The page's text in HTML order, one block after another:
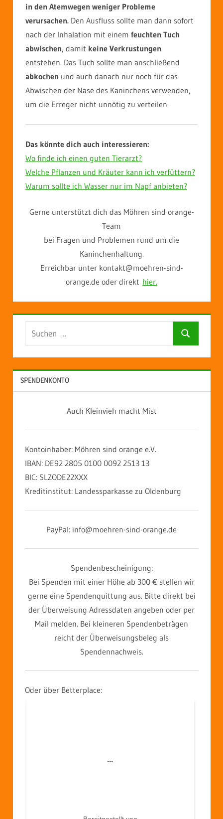
in den Atemwegen weniger Probleme
verursachen. Den Ausfluss sollte man dann sofort
nach der Inhalation mit einem feuchten Tuch
abwischen, damit keine Verkrustungen
entstehen. Das Tuch sollte man anschließend
abkochen und auch danach nur noch für das
Abwischen der Nase des Kaninchens verwenden,
um die Erreger nicht unnötig zu verteilen.
Das könnte dich auch interessieren:
Wo finde ich einen guten Tierarzt?
Welche Pflanzen und Kräuter kann ich verfüttern?
Warum sollte ich Wasser nur im Napf anbieten?
Gerne unterstützt dich das Möhren sind orange-
Team
bei Fragen und Problemen rund um die
Kaninchenhaltung.
Erreichbar unter kontakt@moehren-sind-
orange.de oder direkt hier.
Suchen
SPENDENKONTO
Auch Kleinvieh macht Mist
Kontoinhaber: Möhren sind orange e.V.
IBAN: DE92 2805 0100 0092 2513 13
BIC: SLZODE22XXX
Kreditinstitut: Landessparkasse zu Oldenburg
PayPal: info@moehren-sind-orange.de
Spendenbescheinigung:
Bei Spenden mit einer Höhe ab 300 € stellen wir
gerne eine Spendenquittung aus. Bitte direkt bei
der Überweisung Adressdaten angeben oder per
Mail melden. Bei kleineren Spendenbeträgen
reicht der Überweisungsbeleg als
Spendennachweis.
Oder über Betterplace: